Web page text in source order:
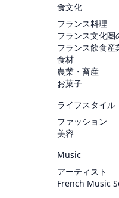
食文化
フランス料理
フランス文化圏
フランス飲食産
食材
農業・畜産
お菓子
ライフスタイル
ファッション
美容
Music
アーティスト
French Music